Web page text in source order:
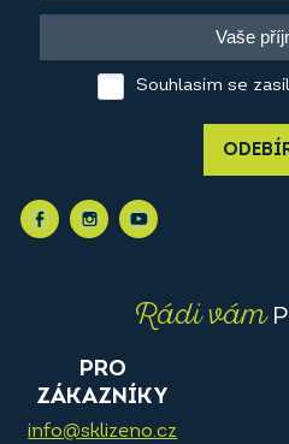
Souhlasím se
Rádi vám
PRO
ZÁKAZNÍKY
info@sklizeno.cz